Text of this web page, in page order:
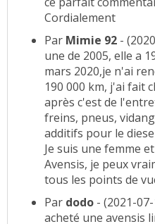
Cordialement
Par Mimie 92 -
une de 2005, elle a
mars 2020,je n'ai
190 000 km, j'ai fait
après c'est de
freins, pneus,
additifs pour le
Je suis une femme
Avensis, je peux
tous les points de
Par dodo - (2021-
acheté une avensis